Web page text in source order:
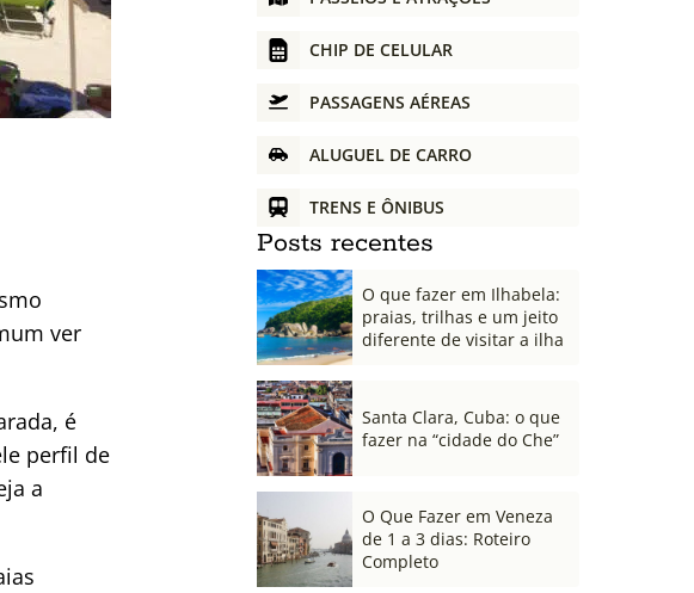
ver
é
perfil de
a
CHIP DE CELULAR
PASSAGENS AÉREAS
ALUGUEL DE CARRO
TRENS E ÔNIBUS
Posts recentes
O que fazer em Ilhabela:
praias, trilhas e um jeito
diferente de visitar a ilha
Santa Clara, Cuba: o que
fazer na “cidade do Che”
O Que Fazer em Veneza
de 1 a 3 dias: Roteiro
Completo